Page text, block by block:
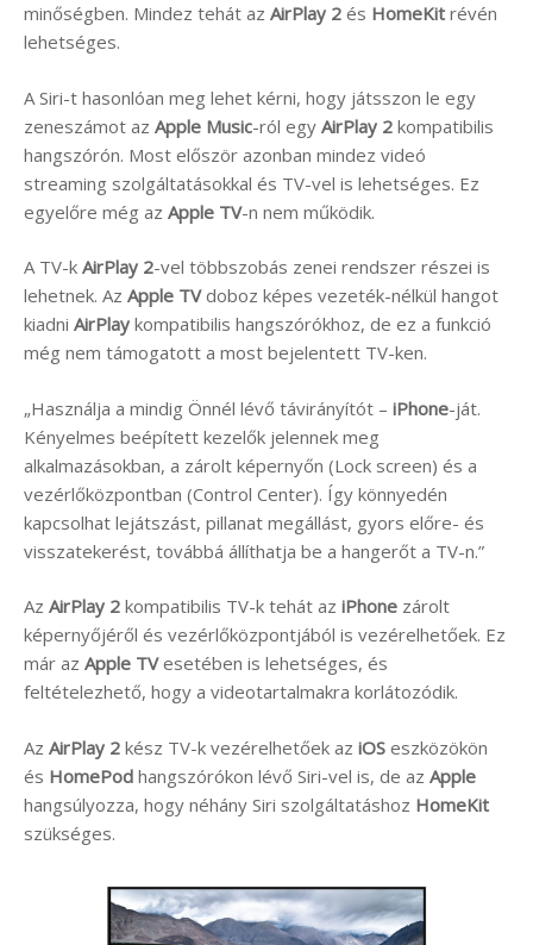
minőségben. Mindez tehát az AirPlay 2 és HomeKit révén
lehetséges.
A Siri-t hasonlóan meg lehet kérni, hogy játsszon le egy
zeneszámot az Apple Music-ról egy AirPlay 2 kompatibilis
hangszórón. Most először azonban mindez videó
streaming szolgáltatásokkal és TV-vel is lehetséges. Ez
egyelőre még az Apple TV-n nem működik.
A TV-k AirPlay 2-vel többszobás zenei rendszer részei is
lehetnek. Az Apple TVdoboz képes vezeték-nélkül hangot
kiadni AirPlay kompatibilis hangszórókhoz, de ez a funkció
még nem támogatott a most bejelentett TV-ken.
„Használja a mindig Önnél lévő távirányítót – iPhone-ját.
Kényelmes beépített kezelők jelennek meg
alkalmazásokban, a zárolt képernyőn (Lock screen) és a
vezérlőközpontban (Control Center). Így könnyedén
kapcsolhat lejátszást, pillanat megállást, gyors előre- és
visszatekerést, továbbá állíthatja be a hangerőt a TV-n.”
Az AirPlay 2 kompatibilis TV-k tehát az iPhone zárolt
képernyőjéről és vezérlőközpontjából is vezérelhetőek. Ez
már az Apple TVesetében is lehetséges, és
feltételezhető, hogy a videotartalmakra korlátozódik.
Az AirPlay 2 kész TV-k vezérelhetőek az iOS eszközökön
és HomePod hangszórókon lévő Siri-vel is, de az Apple
hangsúlyozza, hogy néhány Siri szolgáltatáshoz HomeKit
szükséges.